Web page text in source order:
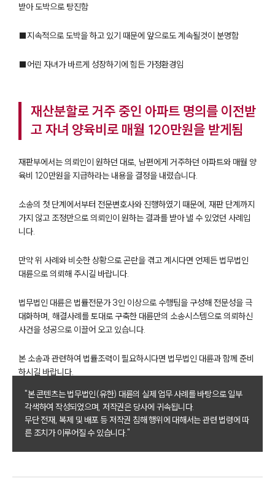
부소개
부소개
오시는 길
통합검색
AI대륜
업무사례
받아 도박으로 탕진함
■지속적으로 도박을 하고 있기 때문에 앞으로도 계속될것이 분명함
■어린 자녀가 바르게 성장하기에 힘든 가정환경임
재산분할로 거주 중인 아파트 명의를 이전받
고 자녀 양육비로 매월 120만원을 받게됨
재판부에서는 의뢰인이 원하던 대로, 남편에게 거주하던 아파트와 매월 양
육비 120만원을 지급하라는 내용을 결정을 내렸습니다.
소송의 첫 단계에서부터 전문변호사와 진행하였기 때문에, 재판 단계까지
가지 않고 조정만으로 의뢰인이 원하는 결과를 받아 낼 수 있었던 사례입
니다.
만약 위 사례와 비슷한 상황으로 곤란을 겪고 계시다면 언제든 법무법인
대륜으로 의뢰해 주시길 바랍니다.
법무법인 대륜은 법률전문가 3인 이상으로 수행팀을 구성해 전문성을 극
대화하며, 해결사례를 토대로 구축한 대륜만의 소송시스템으로 의뢰하신
사건을 성공으로 이끌어 오고 있습니다.
본 소송과 관련하여 법률조력이 필요하시다면 법무법인 대륜과 함께 준비
하시길 바랍니다.
"본 콘텐츠는 법무법인(유한) 대륜의 실제 업무 사례를 바탕으로 일부
각색하여 작성되었으며, 저작권은 당사에 귀속됩니다.
무단 전재, 복제 및 배포 등 저작권 침해 행위에 대해서는 관련 법령에 따
른 조치가 이루어질 수 있습니다."